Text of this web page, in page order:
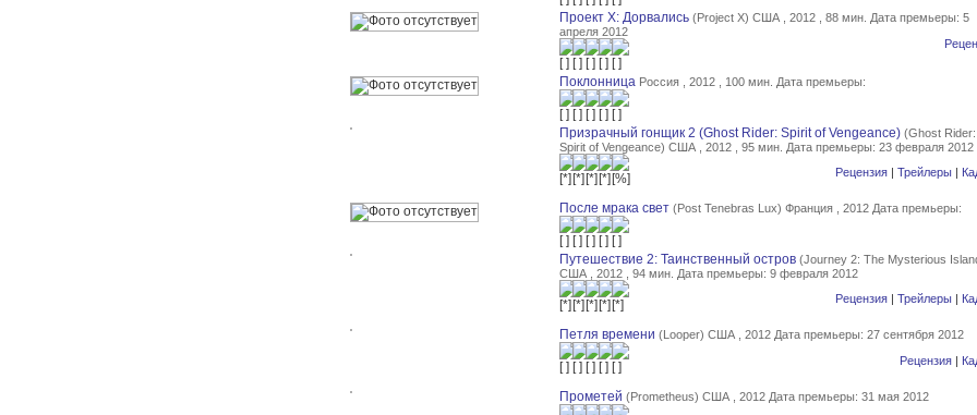
Проект X: Дорвались (Project X) США , 2012 , 88 мин. Дата премьеры: 5
апреля 2012
Поклонница Россия , 2012 , 100 мин. Дата премьеры:
Призрачный гонщик 2 (Ghost Rider: Spirit of Vengeance) (Ghost Rider:
Spirit of Vengeance) США , 2012 , 95 мин. Дата премьеры: 23 февраля 2012
Рецензия| Трейлеры|
После мрака свет (Post Tenebras Lux) Франция , 2012 Дата премьеры:
Путешествие 2: Таинственный остров (Journey 2: The Mysterious
США , 2012 , 94 мин. Дата премьеры: 9 февраля 2012
Рецензия| Трейлеры|
Петля времени (Looper) США , 2012 Дата премьеры: 27 сентября 2012
Рецензия|
Прометей (Prometheus) США , 2012 Дата премьеры: 31 мая 2012